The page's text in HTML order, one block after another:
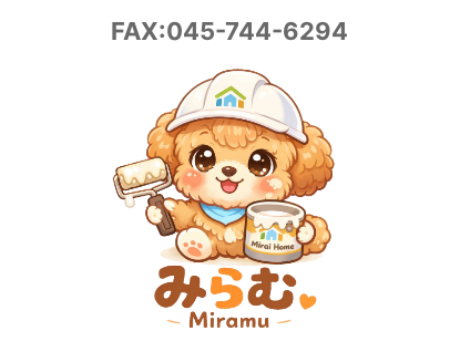
FAX:045-744-6294